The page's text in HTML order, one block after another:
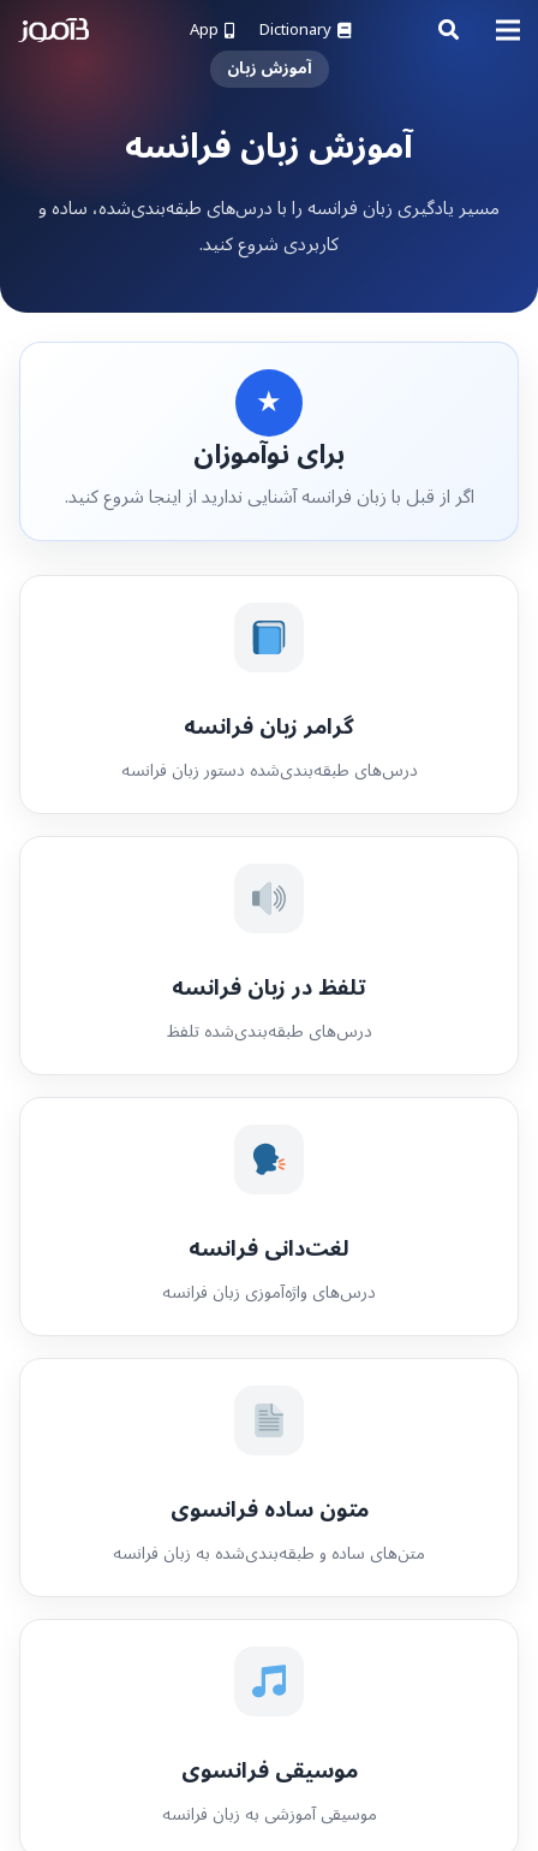
Dictionary
App
آموزش زبان
آموزش زبان فرانسه
مسیر یادگیری زبان فرانسه را با درس‌های طبقه‌بندی‌شده، ساده و
کاربردی شروع کنید.
★
برای نوآموزان
اگر از قبل با زبان فرانسه آشنایی ندارید از اینجا شروع کنید.
گرامر زبان فرانسه
درس‌های طبقه‌بندی‌شده دستور زبان فرانسه
تلفظ در زبان فرانسه
درس‌های طبقه‌بندی‌شده تلفظ
لغت‌دانی فرانسه
درس‌های واژه‌آموزی زبان فرانسه
متون ساده فرانسوی
متن‌های ساده و طبقه‌بندی‌شده به زبان فرانسه
موسیقی فرانسوی
موسیقی آموزشی به زبان فرانسه